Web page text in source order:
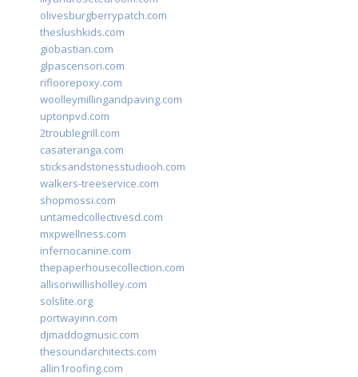
olivesburgberrypatch.com
theslushkids.com
giobastian.com
glpascensori.com
rifloorepoxy.com
woolleymillingandpaving.com
uptonpvd.com
2troublegrill.com
casateranga.com
sticksandstonesstudiooh.com
walkers-treeservice.com
shopmossi.com
untamedcollectivesd.com
mxpwellness.com
infernocanine.com
thepaperhousecollection.com
allisonwillisholley.com
solslite.org
portwayinn.com
djmaddogmusic.com
thesoundarchitects.com
allin1roofing.com